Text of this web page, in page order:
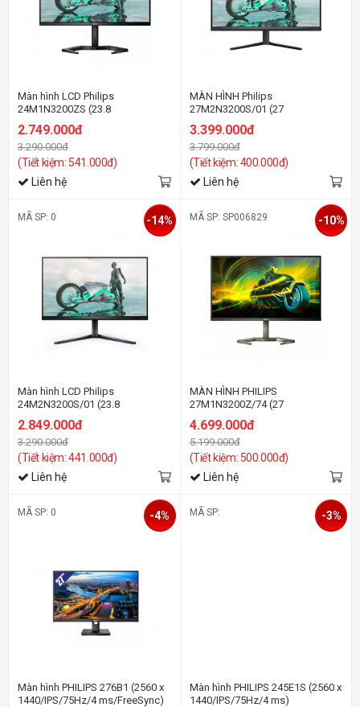
Màn hình LCD Philips
24M1N3200ZS (23.8
2.749.000đ
3.290.000đ
(Tiết kiệm: 541.000đ)
Liên hệ
MÀN HÌNH Philips
27M2N3200S/01 (27
3.399.000đ
3.799.000đ
(Tiết kiệm: 400.000đ)
Liên hệ
MÃ SP: 0
Màn hình LCD Philips
24M2N3200S/01 (23.8
inh/FHD/IPS/180Hz/1ms/Loa)
2.849.000đ
3.290.000đ
(Tiết kiệm: 441.000đ)
-14%
Liên hệ
MÃ SP: SP006829
MÀN HÌNH PHILIPS
27M1N3200Z/74 (27
INCH/FHD/IPS/165HZ/1MS)
4.699.000đ
5.199.000đ
(Tiết kiệm: 500.000đ)
-10%
Liên hệ
MÃ SP: 0
Màn hình PHILIPS 276B1 (2560 x
1440/IPS/75Hz/4 ms/FreeSync)
-4% MÃ SP:
Màn hình PHILIPS 245E1S (2560 x
1440/IPS/75Hz/4 ms)
-3%